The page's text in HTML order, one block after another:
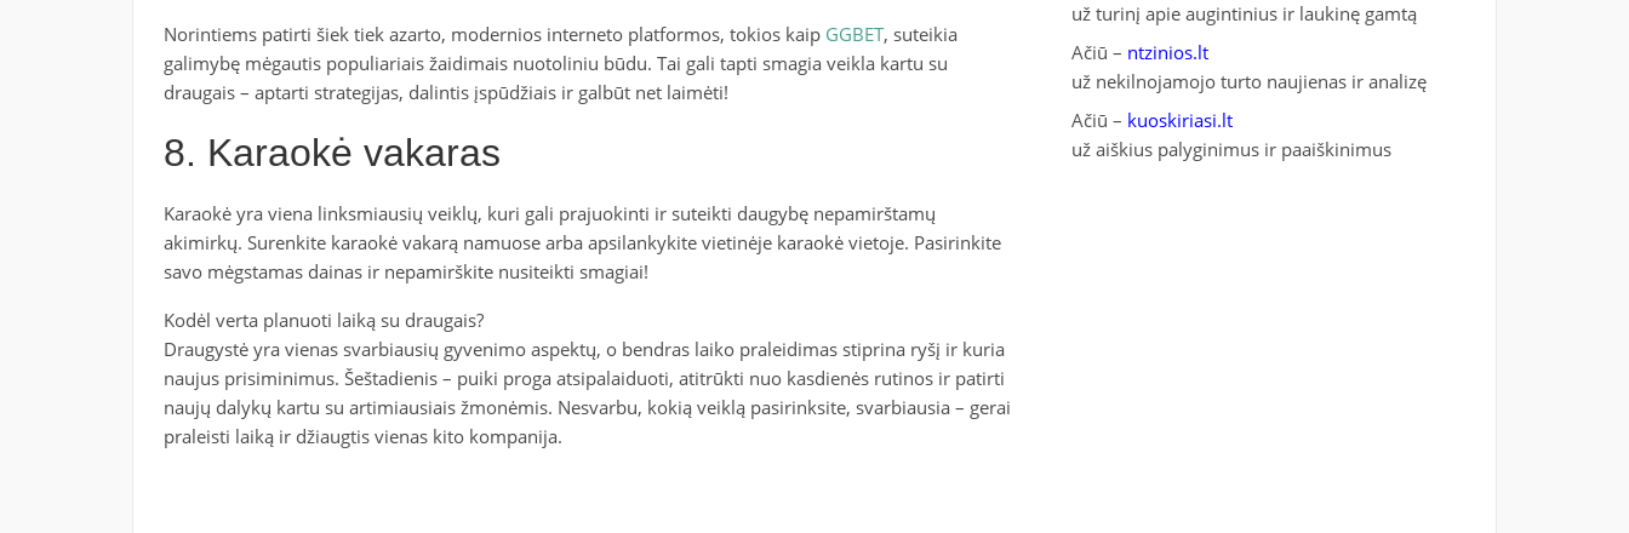
Norintiems patirti šiek tiek azarto, modernios interneto platformos, tokios kaip GGBET, suteikia
galimybę mėgautis populiariais žaidimais nuotoliniu būdu. Tai gali tapti smagia veikla kartu su
draugais – aptarti strategijas, dalintis įspūdžiais ir galbūt net laimėti!
8. Karaokė vakaras
Karaokė yra viena linksmiausių veiklų, kuri gali prajuokinti ir suteikti daugybę nepamirštamų
akimirkų. Surenkite karaokė vakarą namuose arba apsilankykite vietinėje karaokė vietoje. Pasirinkite
savo mėgstamas dainas ir nepamirškite nusiteikti smagiai!
Kodėl verta planuoti laiką su draugais?
Draugystė yra vienas svarbiausių gyvenimo aspektų, o bendras laiko praleidimas stiprina ryšį ir kuria
naujus prisiminimus. Šeštadienis – puiki proga atsipalaiduoti, atitrūkti nuo kasdienės rutinos ir patirti
naujų dalykų kartu su artimiausiais žmonėmis. Nesvarbu, kokią veiklą pasirinksite, svarbiausia – gerai
praleisti laiką ir džiaugtis vienas kito kompanija.
už turinį apie augintinius ir laukinę gamtą
Ačiū – ntzinios.lt
už nekilnojamojo turto naujienas ir analizę
Ačiū – kuoskiriasi.lt
už aiškius palyginimus ir paaiškinimus